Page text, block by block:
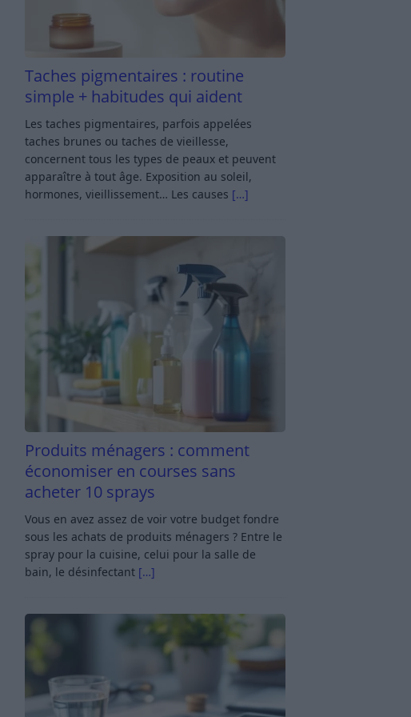
Taches pigmentaires : routine
simple + habitudes qui aident
Les taches pigmentaires, parfois appelées
taches brunes ou taches de vieillesse,
concernent tous les types de peaux et peuvent
apparaître à tout âge. Exposition au soleil,
hormones, vieillissement… Les causes […]
Produits ménagers : comment
économiser en courses sans
acheter 10 sprays
Vous en avez assez de voir votre budget fondre
sous les achats de produits ménagers ? Entre le
spray pour la cuisine, celui pour la salle de
bain, le désinfectant […]